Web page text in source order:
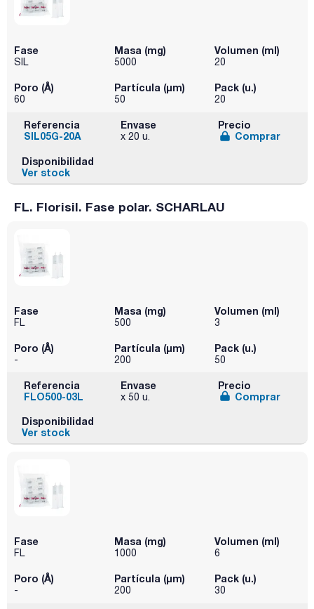
Fase
SIL
Masa (mg)
5000
Volumen (ml)
20
Poro (Å)
60
Partícula (μm)
50
Pack (u.)
20
Referencia
SIL05G-20A
Envase
x 20 u.
Precio
Comprar
Disponibilidad
Ver stock
FL. Florisil. Fase polar. SCHARLAU
Fase
FL
Masa (mg)
500
Volumen (ml)
3
Poro (Å)
-
Partícula (μm)
200
Pack (u.)
50
Referencia
FLO500-03L
Envase
x 50 u.
Precio
Comprar
Disponibilidad
Ver stock
Fase
FL
Masa (mg)
1000
Volumen (ml)
6
Poro (Å)
-
Partícula (μm)
200
Pack (u.)
30